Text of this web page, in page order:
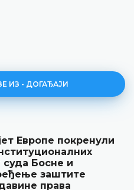
ИЗ - ДОГАЂАЈИ
Европе покренули
суда Босне и
заштите
права